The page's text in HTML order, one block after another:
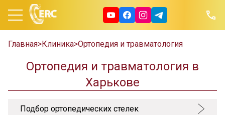
Главная> Клиника> Ортопедия и травматология
Ортопедия и травматология в
Харькове
Подбор ортопедических стелек